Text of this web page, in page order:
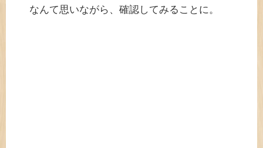
なんて思いながら、確認してみることに。